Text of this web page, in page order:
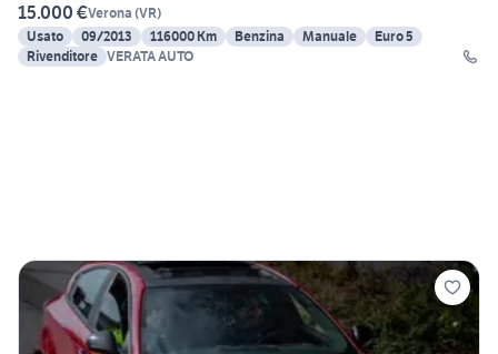
15.000 €Verona (VR)
Usato
09/2013 116000 Km Benzina Manuale
Euro 5
Rivenditore VERATA AUTO